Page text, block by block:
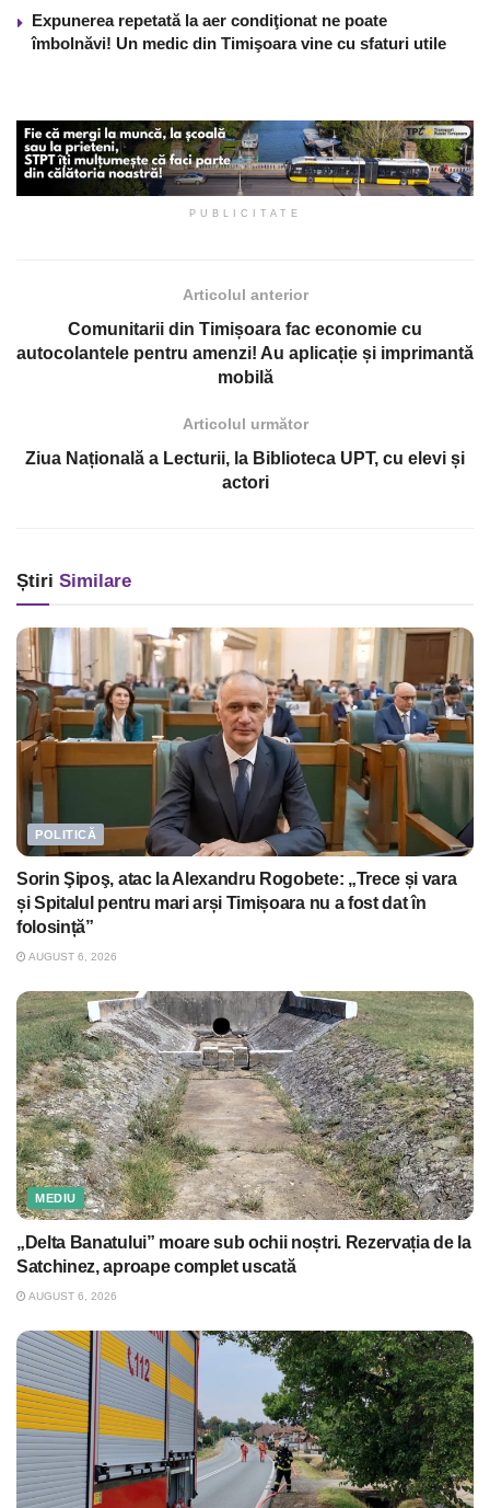
Expunerea repetată la aer condiţionat ne poate
îmbolnăvi! Un medic din Timişoara vine cu sfaturi utile
PUBLICITATE
Articolul anterior
Comunitarii din Timișoara fac economie cu
autocolantele pentru amenzi! Au aplicație și imprimantă
mobilă
Articolul următor
Ziua Națională a Lecturii, la Biblioteca UPT, cu elevi și
actori
Știri Similare
POLITICĂ
Sorin Şipoş, atac la Alexandru Rogobete: „Trece și vara
și Spitalul pentru mari arși Timișoara nu a fost dat în
folosință”
AUGUST 6, 2026
MEDIU
„Delta Banatului” moare sub ochii noștri. Rezervația de la
Satchinez, aproape complet uscată
AUGUST 6, 2026